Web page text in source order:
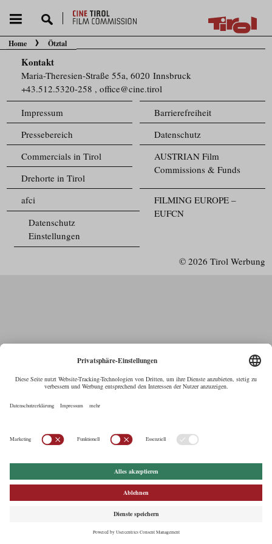
Sie befinden sich hier:
Home Ötztal
Kontakt
Maria-Theresien-Straße 55a, 6020 Innsbruck
+43.512.5320-258 ,office@cine.tirol
Impressum
Barrierefreiheit
Pressebereich
Datenschutz
Commercials in Tirol
AUSTRIAN Film
Commissions & Funds
Drehorte in Tirol
FILMING EUROPE –
EUFCN
afci
Datenschutz
Einstellungen
© 2026 Tirol Werbung